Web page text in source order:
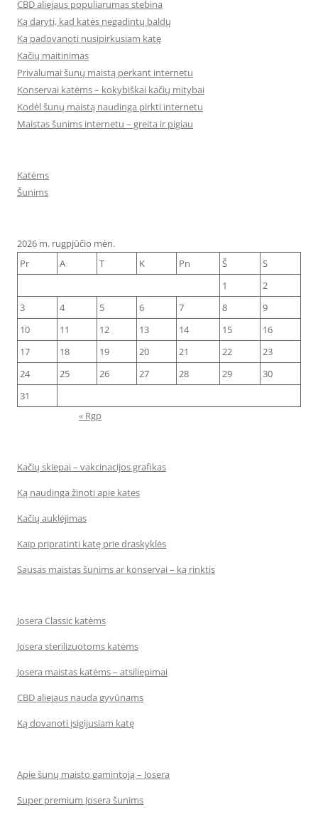
CBD aliejaus populiarumas stebina
Ką daryti, kad katės negadintų baldų
Ką padovanoti nusipirkusiam katę
Kačių maitinimas
Privalumai šunų maistą perkant internetu
Konservai katėms – kokybiškai kačių mitybai
Kodėl šunų maistą naudinga pirkti internetu
Maistas šunims internetu – greita ir pigiau
Katėms
Šunims
2026 m. rugpjūčio mėn.
Pr
A T K Pn Š
S
1
2
3
4 5 6 7 8
9
10
11 12 13 14 15
16
17
18 19 20 21 22
23
24
25 26 27 28 29
30
31
« Rgp
Kačių skiepai – vakcinacijos grafikas
Ką naudinga žinoti apie kates
Kačių auklėjimas
Kaip pripratinti katę prie draskyklės
Sausas maistas šunims ar konservai – ką rinktis
Josera Classic katėms
Josera sterilizuotoms katėms
Josera maistas katėms – atsiliepimai
CBD aliejaus nauda gyvūnams
Ką dovanoti įsigijusiam katę
Apie šunų maisto gamintoją – Josera
Super premium Josera šunims